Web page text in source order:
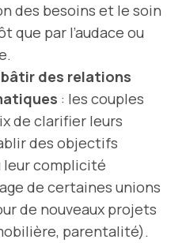
des besoins et le soin
que par l’audace ou
des relations
: les couples
de clarifier leurs
des objectifs
leur complicité
de certaines unions
de nouveaux projets
parentalité).